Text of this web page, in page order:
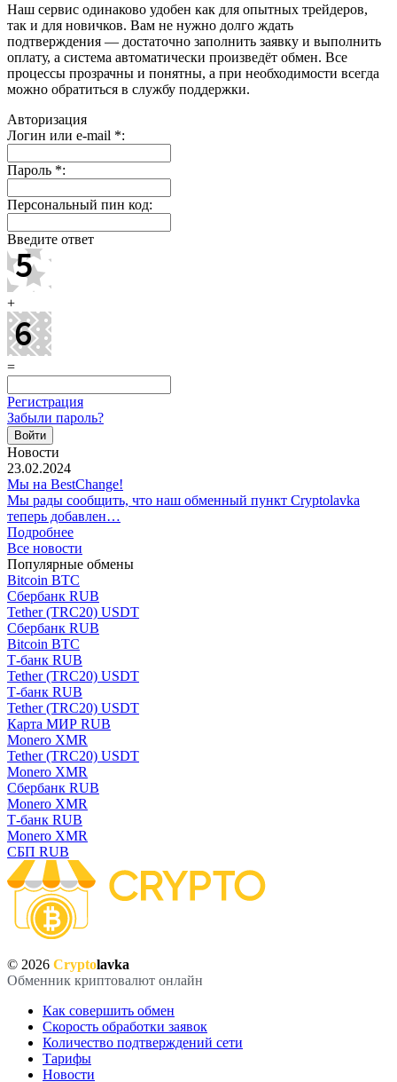
Наш сервис одинаково удобен как для опытных трейдеров,
так и для новичков. Вам не нужно долго ждать
подтверждения — достаточно заполнить заявку и выполнить
оплату, а система автоматически произведёт обмен. Все
процессы прозрачны и понятны, а при необходимости всегда
можно обратиться в службу поддержки.
Авторизация
Логин или e-mail *:
Пароль *:
Персональный пин код:
Введите ответ
+
=
Регистрация
Забыли пароль?
Новости
23.02.2024
Мы на BestChange!
Мы рады сообщить, что наш обменный пункт Cryptolavka
теперь добавлен…
Подробнее
Все новости
Популярные обмены
Bitcoin BTC
Сбербанк RUB
Tether (TRC20) USDT
Сбербанк RUB
Bitcoin BTC
Т-банк RUB
Tether (TRC20) USDT
Т-банк RUB
Tether (TRC20) USDT
Карта МИР RUB
Monero XMR
Tether (TRC20) USDT
Monero XMR
Сбербанк RUB
Monero XMR
Т-банк RUB
Monero XMR
СБП RUB
© 2026 Cryptolavka
Обменник криптовалют онлайн
Как совершить обмен
Скорость обработки заявок
Количество подтверждений сети
Тарифы
Новости